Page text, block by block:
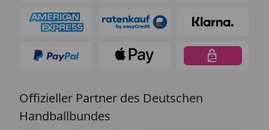
Offizieller Partner des Deutschen
Handballbundes